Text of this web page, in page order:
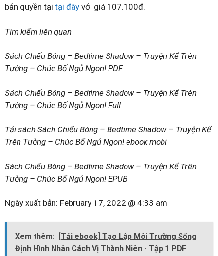
bản quyền tại tại đây với giá 107.100đ.
Tìm kiếm liên quan
Sách Chiếu Bóng – Bedtime Shadow – Truyện Kể Trên
Tường – Chúc Bố Ngủ Ngon! PDF
Sách Chiếu Bóng – Bedtime Shadow – Truyện Kể Trên
Tường – Chúc Bố Ngủ Ngon! Full
Tải sách Sách Chiếu Bóng – Bedtime Shadow – Truyện Kể
Trên Tường – Chúc Bố Ngủ Ngon! ebook mobi
Sách Chiếu Bóng – Bedtime Shadow – Truyện Kể Trên
Tường – Chúc Bố Ngủ Ngon! EPUB
Ngày xuất bản: February 17, 2022 @ 4:33 am
Xem thêm:
[Tải ebook] Tạo Lập Môi Trường Sống
Định Hình Nhân Cách Vị Thành Niên - Tập 1 PDF